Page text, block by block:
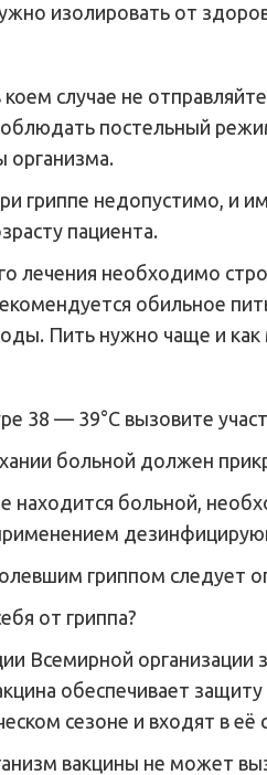
изолировать от
случае не
постельный
организма.
гриппе недопустимо, и
пациента.
лечения необходимо
обильное
Пить нужно чаще и
38 — 39°С вызовите
больной должен
находится больной,
гриппом следует
от гриппа?
Всемирной
обеспечивает
сезоне и входят в её
вакцины не может